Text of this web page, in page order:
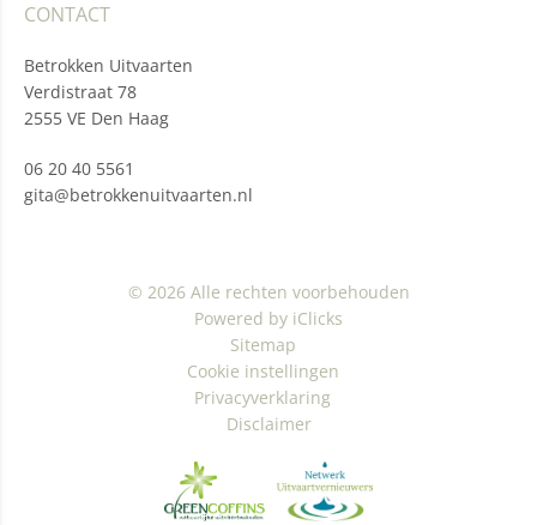
CONTACT
Betrokken Uitvaarten
Verdistraat 78
2555 VE Den Haag
06 20 40 5561
gita@betrokkenuitvaarten.nl
© 2026 Alle rechten voorbehouden
Powered by iClicks
Sitemap
Cookie instellingen
Privacyverklaring
Disclaimer